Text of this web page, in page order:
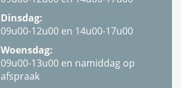
Dinsdag:
09u00-12u00 en 14u00-17u00
Woensdag:
09u00-13u00 en namiddag op
afspraak